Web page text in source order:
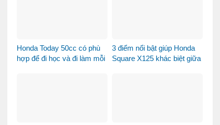
Honda Today 50cc có phù
hợp để đi học và đi làm mỗi
3 điểm nổi bật giúp Honda
Square X125 khác biệt giữa